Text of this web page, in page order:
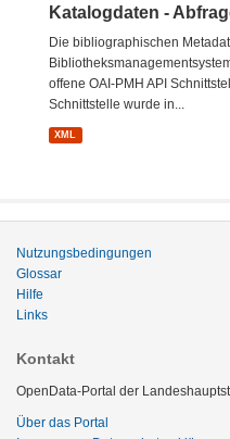
Katalogdaten -
Die bibliographischen
offene OAI-PMH API
Schnittstelle wurde in...
XML
Nutzungsbedingungen
Glossar
Hilfe
Links
Kontakt
OpenData-Portal der
Über das Portal